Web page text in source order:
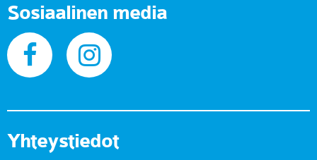
Sosiaalinen media
Yhteystiedot